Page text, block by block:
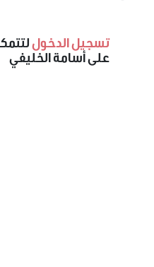
تسجيل الدخول
على أسامة الخليفي